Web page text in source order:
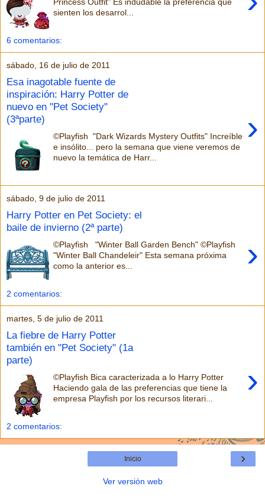
sienten los desarrol...
6 comentarios:
sábado, 16 de julio de 2011
Esa inagotable fuente de
inspiración: Harry Potter de
nuevo en "Pet Society"
(3ªparte)
›
©Playfish "Dark Wizards Mystery Outfits" Increíble
e insólito... pero la semana que viene veremos de
nuevo la temática de Harr...
sábado, 9 de julio de 2011
Harry Potter en Pet Society: el
baile de invierno (2ª parte)
›
©Playfish "Winter Ball Garden Bench" ©Playfish
"Winter Ball Chandeleir" Esta semana próxima
como la anterior es...
2 comentarios:
martes, 5 de julio de 2011
La fiebre de Harry Potter
también en "Pet Society" (1a
parte)
›
©Playfish Bica caracterizada a lo Harry Potter
Haciendo gala de las preferencias que tiene la
empresa Playfish por los recursos literari...
2 comentarios:
›
Inicio
Ver versión web